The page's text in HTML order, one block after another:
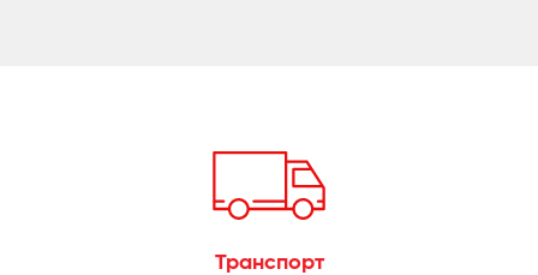
Транспорт